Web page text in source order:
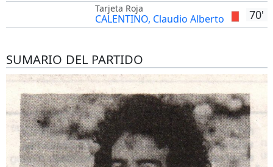
70'
Tarjeta Roja
CALENTINO, Claudio Alberto
SUMARIO DEL PARTIDO